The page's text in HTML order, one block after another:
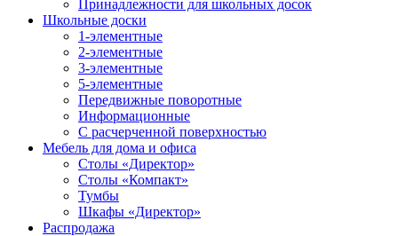
Принадлежности для школьных досок
Школьные доски
1-элементные
2-элементные
3-элементные
5-элементные
Передвижные поворотные
Информационные
С расчерченной поверхностью
Мебель для дома и офиса
Столы «Директор»
Столы «Компакт»
Тумбы
Шкафы «Директор»
Распродажа